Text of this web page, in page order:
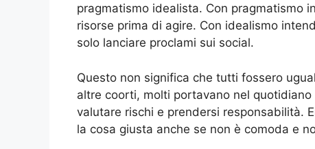
pragmatismo idealista. Con pragmatismo
risorse prima di agire. Con idealismo
solo lanciare proclami sui social.
Questo non significa che tutti fossero
altre coorti, molti portavano nel
valutare rischi e prendersi responsabilità.
la cosa giusta anche se non è comoda e